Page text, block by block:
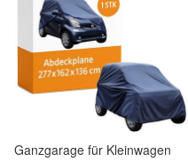
Ganzgarage für Kleinwagen